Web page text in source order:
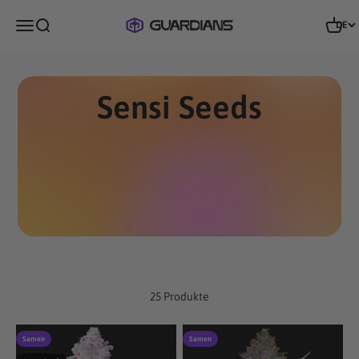
MenüSuche Guardians of Genetics DE
Sensi Seeds
25 Produkte
Samen Samen